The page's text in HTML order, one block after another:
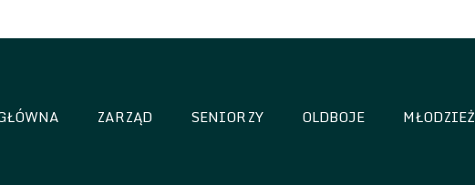
ZARZĄD SENIORZY OLDBOJE MŁODZIEŻ